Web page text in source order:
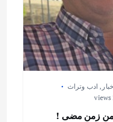
, ادب وتراث
زمن مضى !